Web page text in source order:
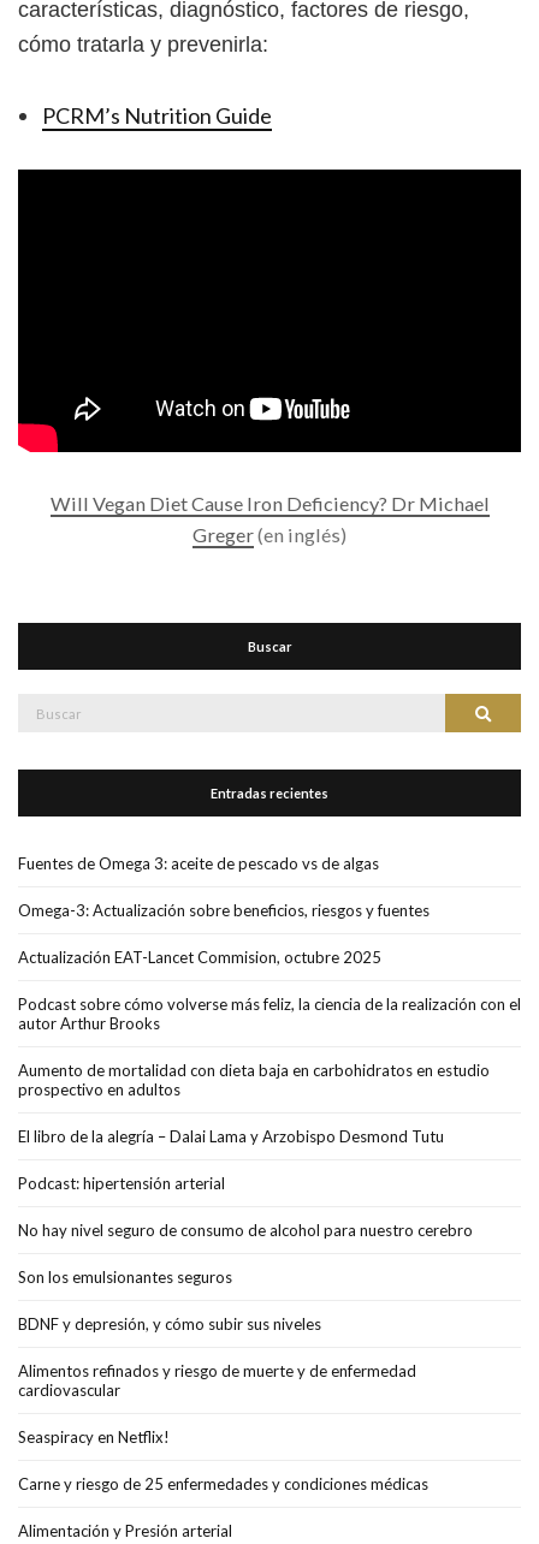
características, diagnóstico, factores de riesgo,
cómo tratarla y prevenirla:
PCRM’s Nutrition Guide
Will Vegan Diet Cause Iron Deficiency? Dr Michael
Greger(en inglés)
Buscar
Buscar
Entradas recientes
Fuentes de Omega 3: aceite de pescado vs de algas
Omega-3: Actualización sobre beneficios, riesgos y fuentes
Actualización EAT-Lancet Commision, octubre 2025
Podcast sobre cómo volverse más feliz, la ciencia de la realización con el
autor Arthur Brooks
Aumento de mortalidad con dieta baja en carbohidratos en estudio
prospectivo en adultos
El libro de la alegría – Dalai Lama y Arzobispo Desmond Tutu
Podcast: hipertensión arterial
No hay nivel seguro de consumo de alcohol para nuestro cerebro
Son los emulsionantes seguros
BDNF y depresión, y cómo subir sus niveles
Alimentos refinados y riesgo de muerte y de enfermedad
cardiovascular
Seaspiracy en Netflix!
Carne y riesgo de 25 enfermedades y condiciones médicas
Alimentación y Presión arterial